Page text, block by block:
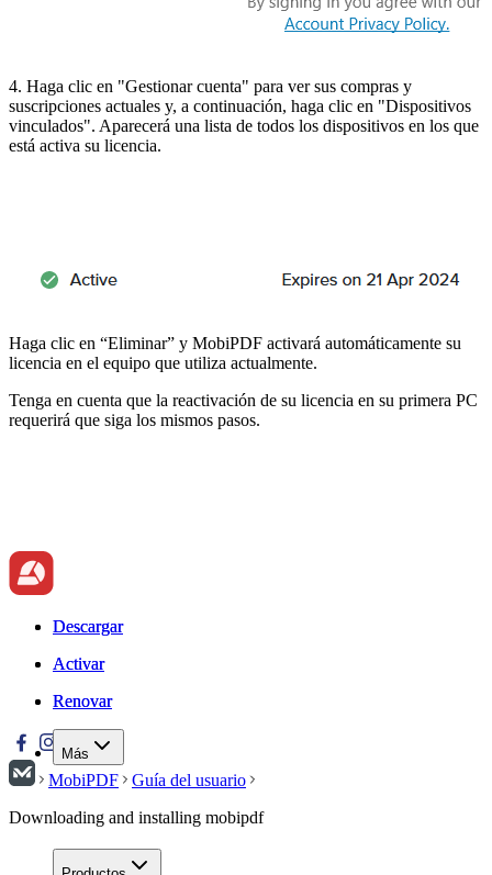
4. Haga clic en "Gestionar cuenta" para ver sus compras y
suscripciones actuales y, a continuación, haga clic en "Dispositivos
vinculados". Aparecerá una lista de todos los dispositivos en los que
está activa su licencia.
Haga clic en “Eliminar” y MobiPDF activará automáticamente su
licencia en el equipo que utiliza actualmente.
Tenga en cuenta que la reactivación de su licencia en su primera PC
requerirá que siga los mismos pasos.
Descargar
Activar
Renovar
Más
Descargar
Activar
Renovar
MobiPDF
Guía del usuario
Downloading and installing mobipdf